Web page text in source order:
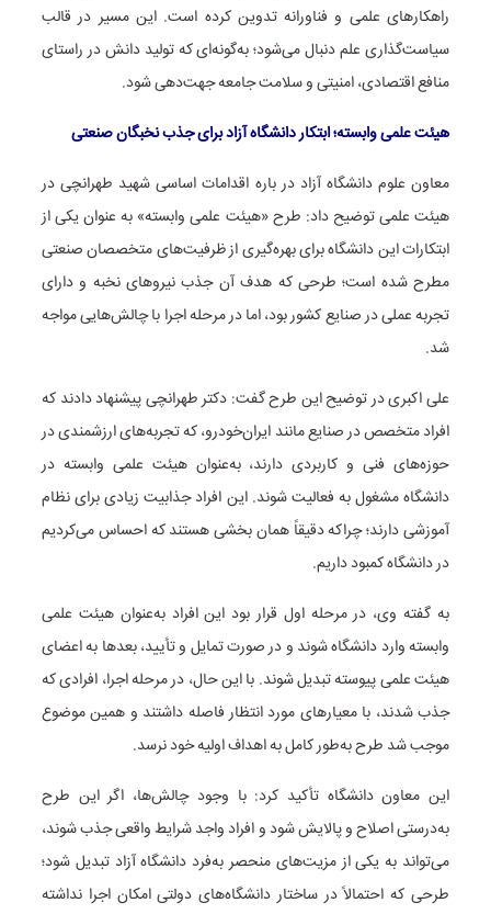
راهکارهای علمی و فناورانه تدوین کرده است. این مسیر در قالب
سیاست‌گذاری علم دنبال می‌شود؛ به‌گونه‌ای که تولید دانش در راستای
منافع اقتصادی، امنیتی و سلامت جامعه جهت‌دهی شود.
هیئت علمی وابسته؛ ابتکار دانشگاه آزاد برای جذب نخبگان صنعتی
معاون علوم دانشگاه آزاد در باره اقدامات اساسی شهید طهرانچی در
هیئت علمی توضیح داد: طرح «هیئت علمی وابسته» به عنوان یکی از
ابتکارات این دانشگاه برای بهره‌گیری از ظرفیت‌های متخصصان صنعتی
مطرح شده است؛ طرحی که هدف آن جذب نیروهای نخبه و دارای
تجربه عملی در صنایع کشور بود، اما در مرحله اجرا با چالش‌هایی مواجه
شد.
علی اکبری در توضیح این طرح گفت: دکتر طهرانچی پیشنهاد دادند که
افراد متخصص در صنایع مانند ایران‌خودرو، که تجربه‌های ارزشمندی در
حوزه‌های فنی و کاربردی دارند، به‌عنوان هیئت علمی وابسته در
دانشگاه مشغول به فعالیت شوند. این افراد جذابیت زیادی برای نظام
آموزشی دارند؛ چراکه دقیقاً همان بخشی هستند که احساس می‌کردیم
در دانشگاه کمبود داریم.
به گفته وی، در مرحله اول قرار بود این افراد به‌عنوان هیئت علمی
وابسته وارد دانشگاه شوند و در صورت تمایل و تأیید، بعدها به اعضای
هیئت علمی پیوسته تبدیل شوند. با این حال، در مرحله اجرا، افرادی که
جذب شدند، با معیارهای مورد انتظار فاصله داشتند و همین موضوع
موجب شد طرح به‌طور کامل به اهداف اولیه خود نرسد.
این معاون دانشگاه تأکید کرد: با وجود چالش‌ها، اگر این طرح
به‌درستی اصلاح و پالایش شود و افراد واجد شرایط واقعی جذب شوند،
می‌تواند به یکی از مزیت‌های منحصر به‌فرد دانشگاه آزاد تبدیل شود؛
طرحی که احتمالاً در ساختار دانشگاه‌های دولتی امکان اجرا نداشته